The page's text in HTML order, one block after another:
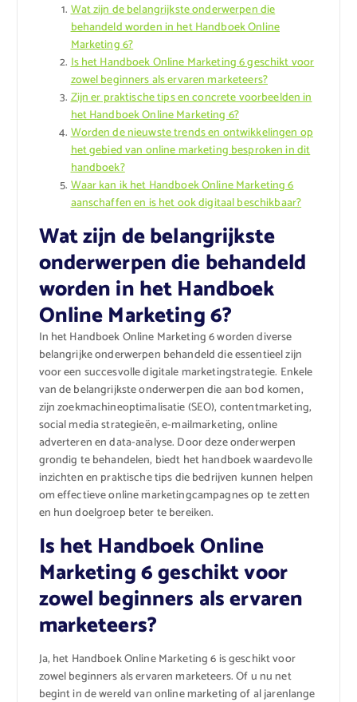
Wat zijn de belangrijkste onderwerpen die
behandeld worden in het Handboek Online
Marketing 6?
Is het Handboek Online Marketing 6 geschikt voor
zowel beginners als ervaren marketeers?
Zijn er praktische tips en concrete voorbeelden in
het Handboek Online Marketing 6?
Worden de nieuwste trends en ontwikkelingen op
het gebied van online marketing besproken in dit
handboek?
Waar kan ik het Handboek Online Marketing 6
aanschaffen en is het ook digitaal beschikbaar?
Wat zijn de belangrijkste
onderwerpen die behandeld
worden in het Handboek
Online Marketing 6?
In het Handboek Online Marketing 6 worden diverse
belangrijke onderwerpen behandeld die essentieel zijn
voor een succesvolle digitale marketingstrategie. Enkele
van de belangrijkste onderwerpen die aan bod komen,
zijn zoekmachineoptimalisatie (SEO), contentmarketing,
social media strategieën, e-mailmarketing, online
adverteren en data-analyse. Door deze onderwerpen
grondig te behandelen, biedt het handboek waardevolle
inzichten en praktische tips die bedrijven kunnen helpen
om effectieve online marketingcampagnes op te zetten
en hun doelgroep beter te bereiken.
Is het Handboek Online
Marketing 6 geschikt voor
zowel beginners als ervaren
marketeers?
Ja, het Handboek Online Marketing 6 is geschikt voor
zowel beginners als ervaren marketeers. Of u nu net
begint in de wereld van online marketing of al jarenlange